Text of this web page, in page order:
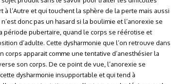
l’Autre et qui touchent la sphère de la perte mais aussi
donc pas un hasard si la boulimie et l’anorexie se
période pubertaire, quand le corps se réérotise et
d’adulte. Cette dysharmonie que l’on retrouve dans
corps apparait comme une tentative d’anesthésier la
son corps. De ce point de vue, l’anorexie se
dysharmonie insupportable et qui tend à